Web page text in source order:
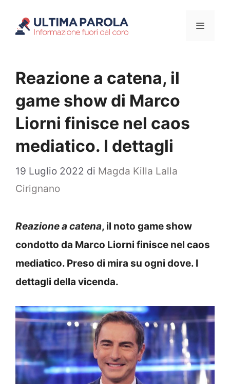
Menu
Reazione a catena, il
game show di Marco
Liorni finisce nel caos
mediatico. I dettagli
19 Luglio 2022 di Magda Killa Lalla
Cirignano
Reazione a catena, il noto game show
condotto da Marco Liorni finisce nel caos
mediatico. Preso di mira su ogni dove. I
dettagli della vicenda.